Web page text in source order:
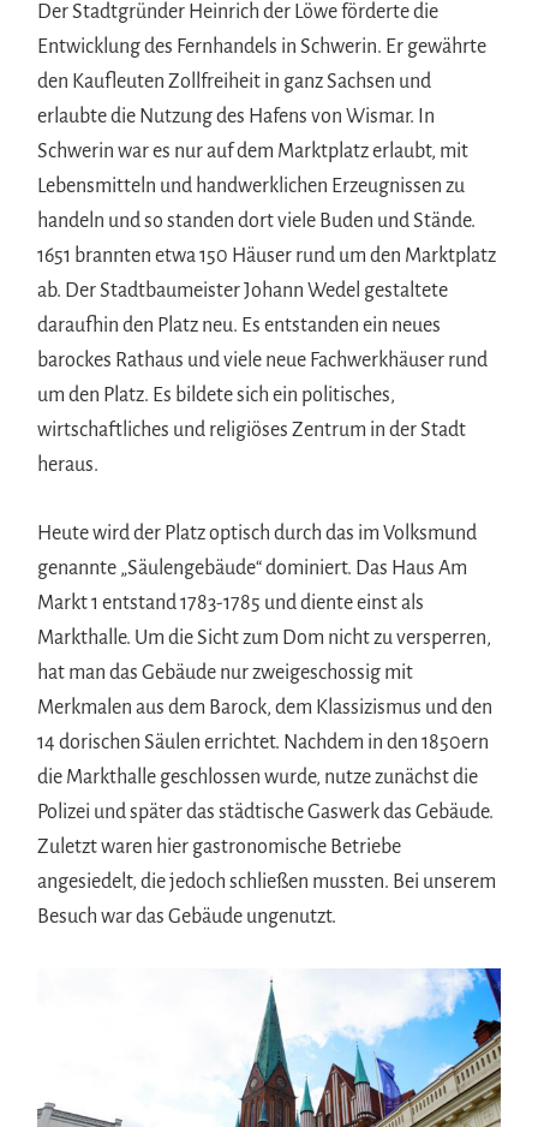
Der Stadtgründer Heinrich der Löwe förderte die
Entwicklung des Fernhandels in Schwerin. Er gewährte
den Kaufleuten Zollfreiheit in ganz Sachsen und
erlaubte die Nutzung des Hafens von Wismar. In
Schwerin war es nur auf dem Marktplatz erlaubt, mit
Lebensmitteln und handwerklichen Erzeugnissen zu
handeln und so standen dort viele Buden und Stände.
1651 brannten etwa 150 Häuser rund um den Marktplatz
ab. Der Stadtbaumeister Johann Wedel gestaltete
daraufhin den Platz neu. Es entstanden ein neues
barockes Rathaus und viele neue Fachwerkhäuser rund
um den Platz. Es bildete sich ein politisches,
wirtschaftliches und religiöses Zentrum in der Stadt
heraus.
Heute wird der Platz optisch durch das im Volksmund
genannte „Säulengebäude“ dominiert. Das Haus Am
Markt 1 entstand 1783-1785 und diente einst als
Markthalle. Um die Sicht zum Dom nicht zu versperren,
hat man das Gebäude nur zweigeschossig mit
Merkmalen aus dem Barock, dem Klassizismus und den
14 dorischen Säulen errichtet. Nachdem in den 1850ern
die Markthalle geschlossen wurde, nutze zunächst die
Polizei und später das städtische Gaswerk das Gebäude.
Zuletzt waren hier gastronomische Betriebe
angesiedelt, die jedoch schließen mussten. Bei unserem
Besuch war das Gebäude ungenutzt.